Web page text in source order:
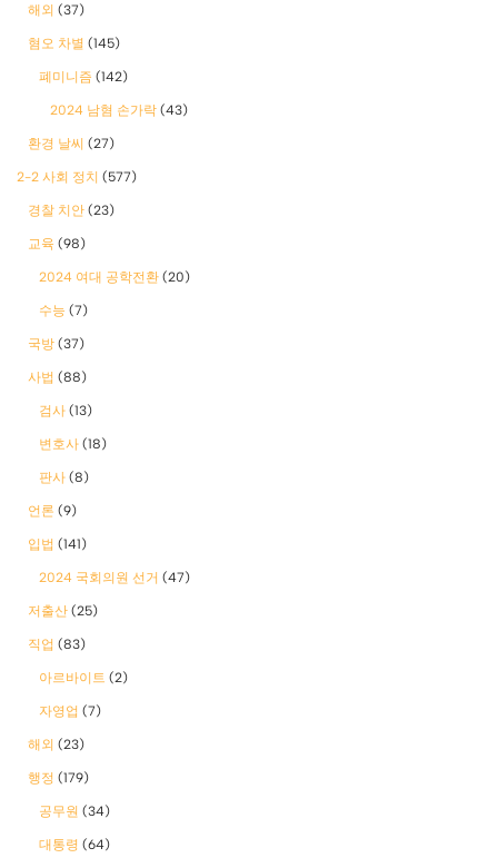
해외 (37)
혐오 차별 (145)
폐미니즘 (142)
2024 남혐 손가락 (43)
환경 날씨 (27)
2-2 사회 정치 (577)
경찰 치안 (23)
교육 (98)
2024 여대 공학전환 (20)
수능 (7)
국방 (37)
사법 (88)
검사 (13)
변호사 (18)
판사 (8)
언론 (9)
입법 (141)
2024 국회의원 선거 (47)
저출산 (25)
직업 (83)
아르바이트 (2)
자영업 (7)
해외 (23)
행정 (179)
공무원 (34)
대통령 (64)